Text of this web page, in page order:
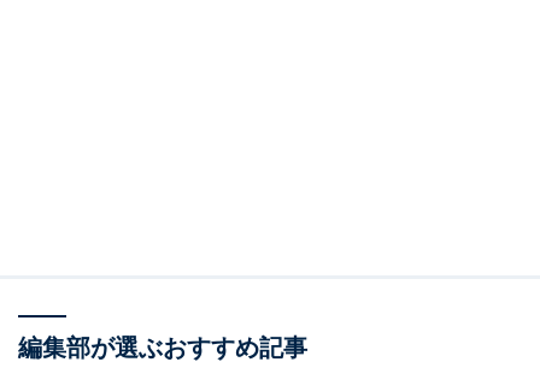
編集部が選ぶおすすめ記事